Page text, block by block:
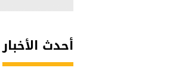
أحدث الأخبار